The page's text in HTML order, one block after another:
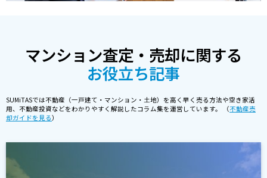
マンション査定・売却に関する
お役立ち記事
SUMiTASでは不動産（一戸建て・マンション・土地）を高く早く売る方法や空き家活
用、不動産投資などをわかりやすく解説したコラム集を運営しています。 （不動産売
却ガイドを見る）